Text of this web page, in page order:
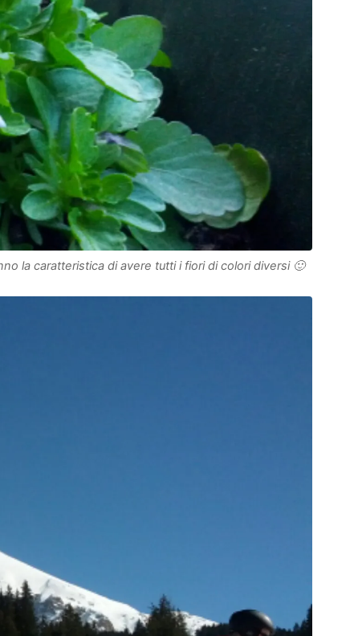
la caratteristica di avere tutti i fiori di colori diversi 🙂